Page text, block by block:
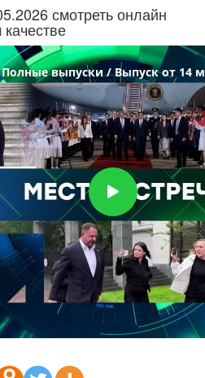
смотреть онлайн